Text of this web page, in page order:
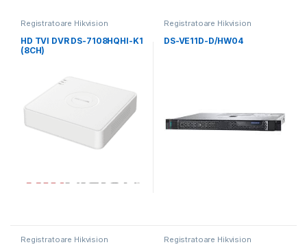
Registratoare Hikvision
HD TVI DVR DS-7108HQHI-K1
(8CH)
Registratoare Hikvision
DS-VE11D-D/HW04
Registratoare Hikvision Registratoare Hikvision